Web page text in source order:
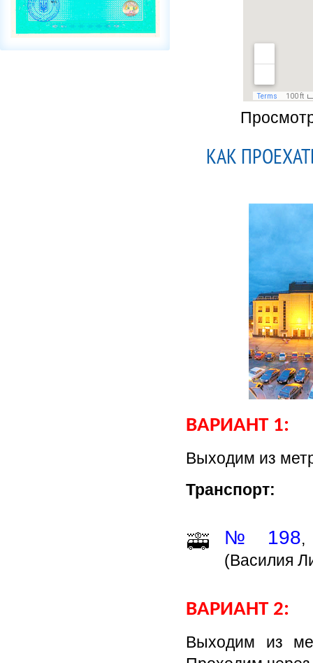
КАК
ВАРИАНТ 1:
Выходим из
Транспорт:
№ 198,
(Василия
ВАРИАНТ 2:
Выходим из